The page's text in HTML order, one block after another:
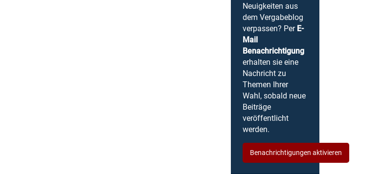
Neuigkeiten aus
dem Vergabeblog
verpassen? Per E-
Mail
Benachrichtigung
erhalten sie eine
Nachricht zu
Themen Ihrer
Wahl, sobald neue
Beiträge
veröffentlicht
werden.
Benachrichtigungen aktivieren